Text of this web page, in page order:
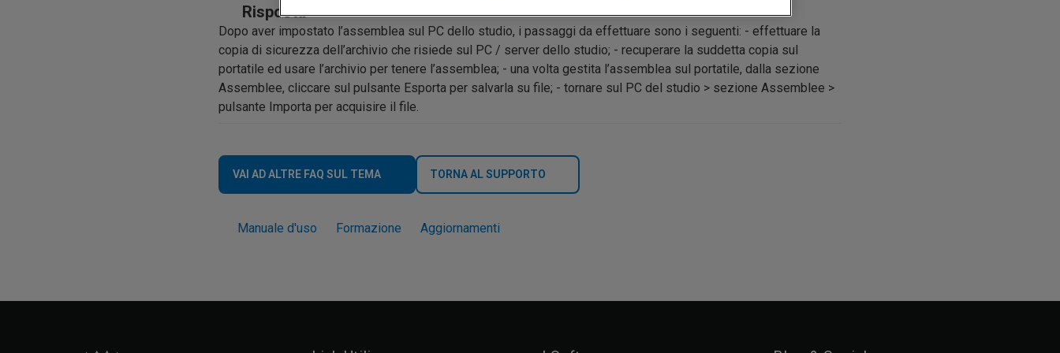
Risposta
Dopo aver impostato l’assemblea sul PC dello studio, i passaggi da effettuare sono i seguenti: - effettuare la
copia di sicurezza dell’archivio che risiede sul PC / server dello studio; - recuperare la suddetta copia sul
portatile ed usare l’archivio per tenere l’assemblea; - una volta gestita l’assemblea sul portatile, dalla sezione
Assemblee, cliccare sul pulsante Esporta per salvarla su file; - tornare sul PC del studio > sezione Assemblee >
pulsante Importa per acquisire il file.
VAI AD ALTRE FAQ SUL TEMA TORNA AL SUPPORTO
Manuale d'uso Formazione Aggiornamenti